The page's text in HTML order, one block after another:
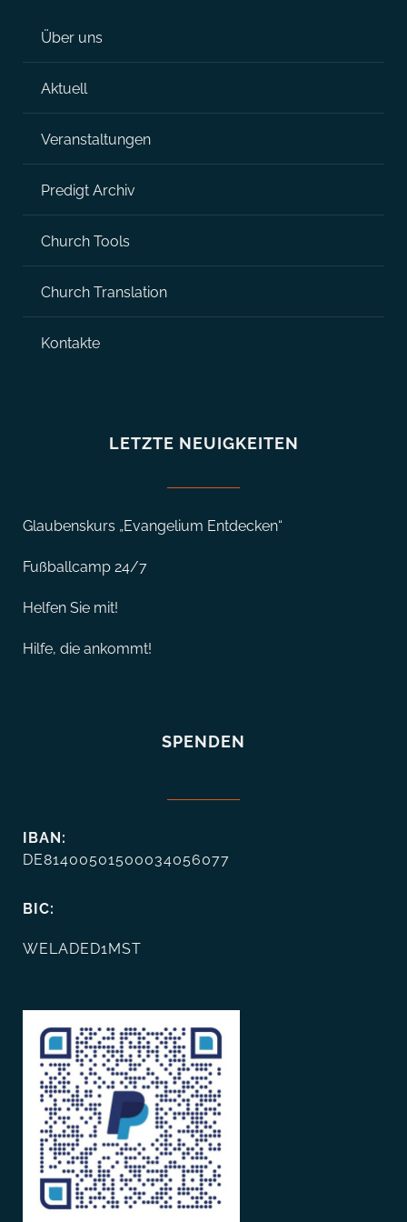
t
v
t
u
n
Über uns
Aktuell
Veranstaltungen
Predigt Archiv
Church Tools
Church Translation
Kontakte
LETZTE NEUIGKEITEN
Glaubenskurs „Evangelium Entdecken“
Fußballcamp 24/7
Helfen Sie mit!
Hilfe, die ankommt!
SPENDEN
IBAN:
DE81400501500034056077
BIC:
WELADED1MST